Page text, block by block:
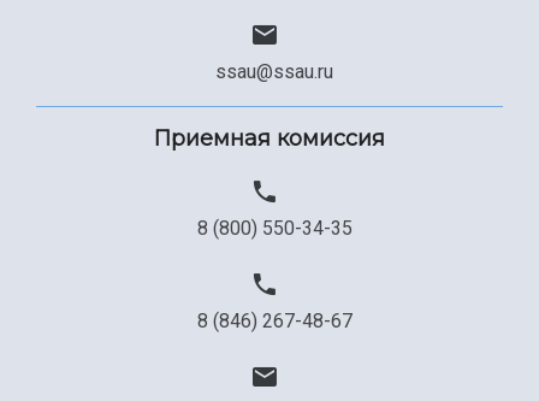
ssau@ssau.ru
Приемная комиссия
8 (800) 550-34-35
8 (846) 267-48-67